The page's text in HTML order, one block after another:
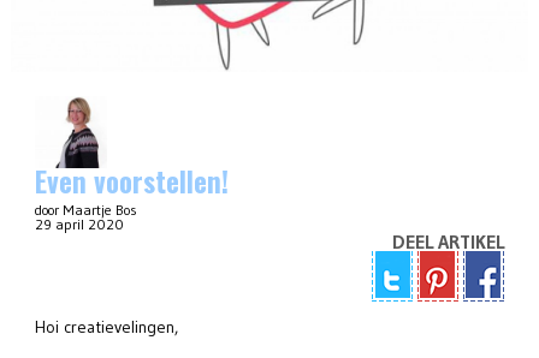
Even voorstellen!
door Maartje Bos
29 april 2020
DEEL ARTIKEL
Hoi creatievelingen,